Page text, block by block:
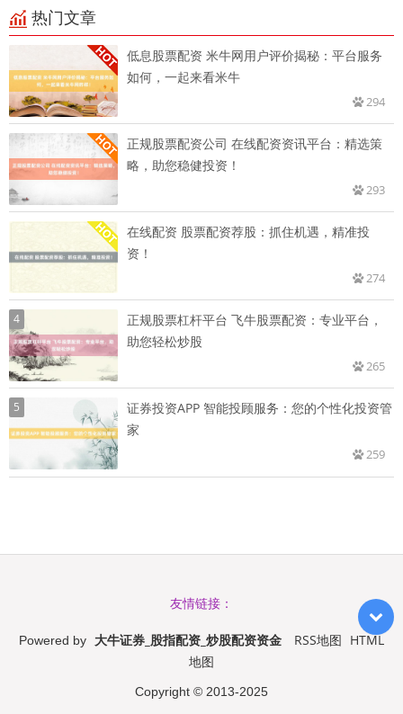
热门文章
低息股票配资 米牛网用户评价揭秘：平台服务
如何，一起来看米牛
294
正规股票配资公司 在线配资资讯平台：精选策
略，助您稳健投资！
293
在线配资 股票配资荐股：抓住机遇，精准投
资！
274
4
正规股票杠杆平台 飞牛股票配资：专业平台，
助您轻松炒股
265
5
证券投资APP 智能投顾服务：您的个性化投资管
家
259
友情链接：
Powered by 大牛证券_股指配资_炒股配资资金 RSS地图 HTML
地图
Copyright © 2013-2025